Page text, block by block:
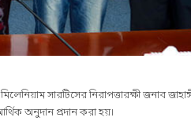
সারটিসের নিরাপত্তারক্ষী জনাব
অনুদান প্রদান করা হয়।